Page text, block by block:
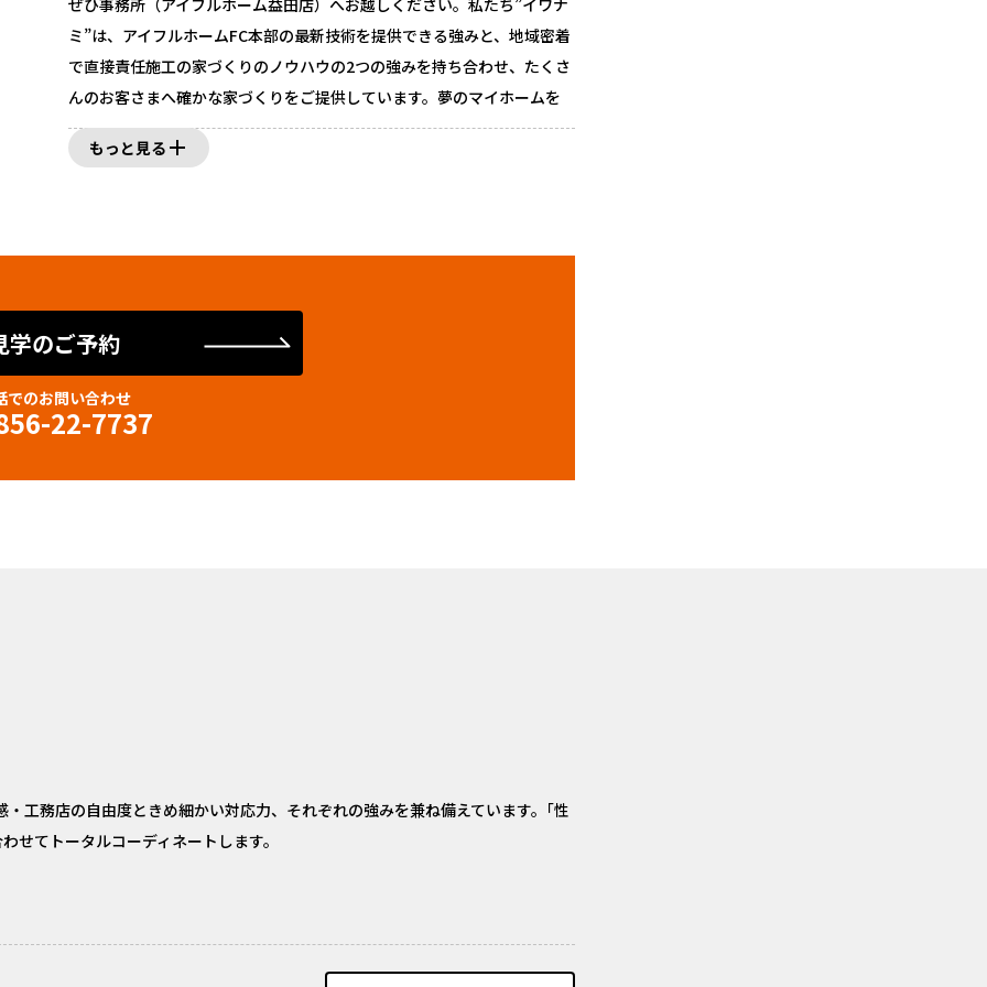
ぜひ事務所（アイフルホーム益田店）へお越しください。私たち”イワナ
ミ”は、アイフルホームFC本部の最新技術を提供できる強みと、地域密着
で直接責任施工の家づくりのノウハウの2つの強みを持ち合わせ、たくさ
んのお客さまへ確かな家づくりをご提供しています。夢のマイホームを
実現するなら、私たちにお任せください！まずはお気軽にご相談くださ
い。もっと見る
学のご予約
でのお問い合わせ
22-7737
工務店の自由度ときめ細かい対応力、それぞれの強みを兼ね備えています。｢性
せてトータルコーディネートします。